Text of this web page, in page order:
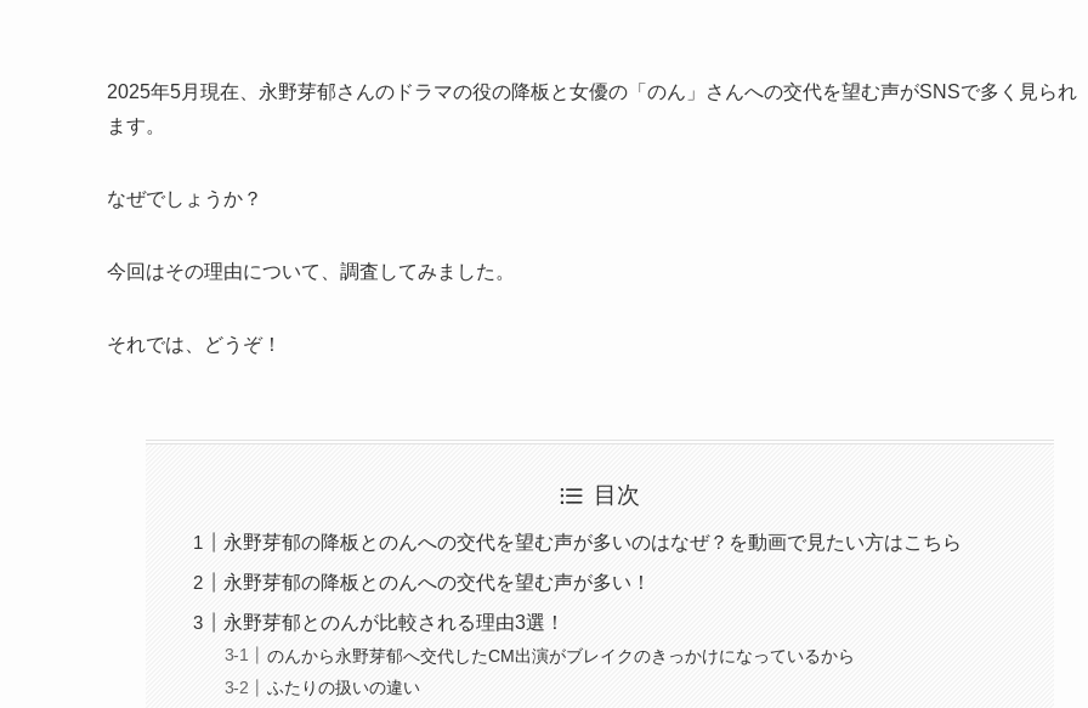
2025年5月現在、永野芽郁さんのドラマの役の降板と女優の「のん」さんへの交代を望む声がSNSで多く見られ
ます。
なぜでしょうか？
今回はその理由について、調査してみました。
それでは、どうぞ！
目次
永野芽郁の降板とのんへの交代を望む声が多いのはなぜ？を動画で見たい方はこちら
永野芽郁の降板とのんへの交代を望む声が多い！
永野芽郁とのんが比較される理由3選！
のんから永野芽郁へ交代したCM出演がブレイクのきっかけになっているから
ふたりの扱いの違い